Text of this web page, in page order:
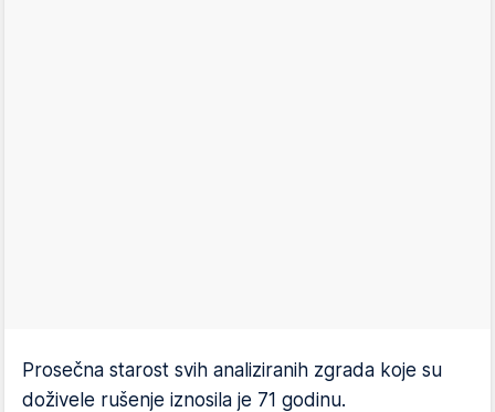
Prosečna starost svih analiziranih zgrada koje su
doživele rušenje iznosila je 71 godinu.